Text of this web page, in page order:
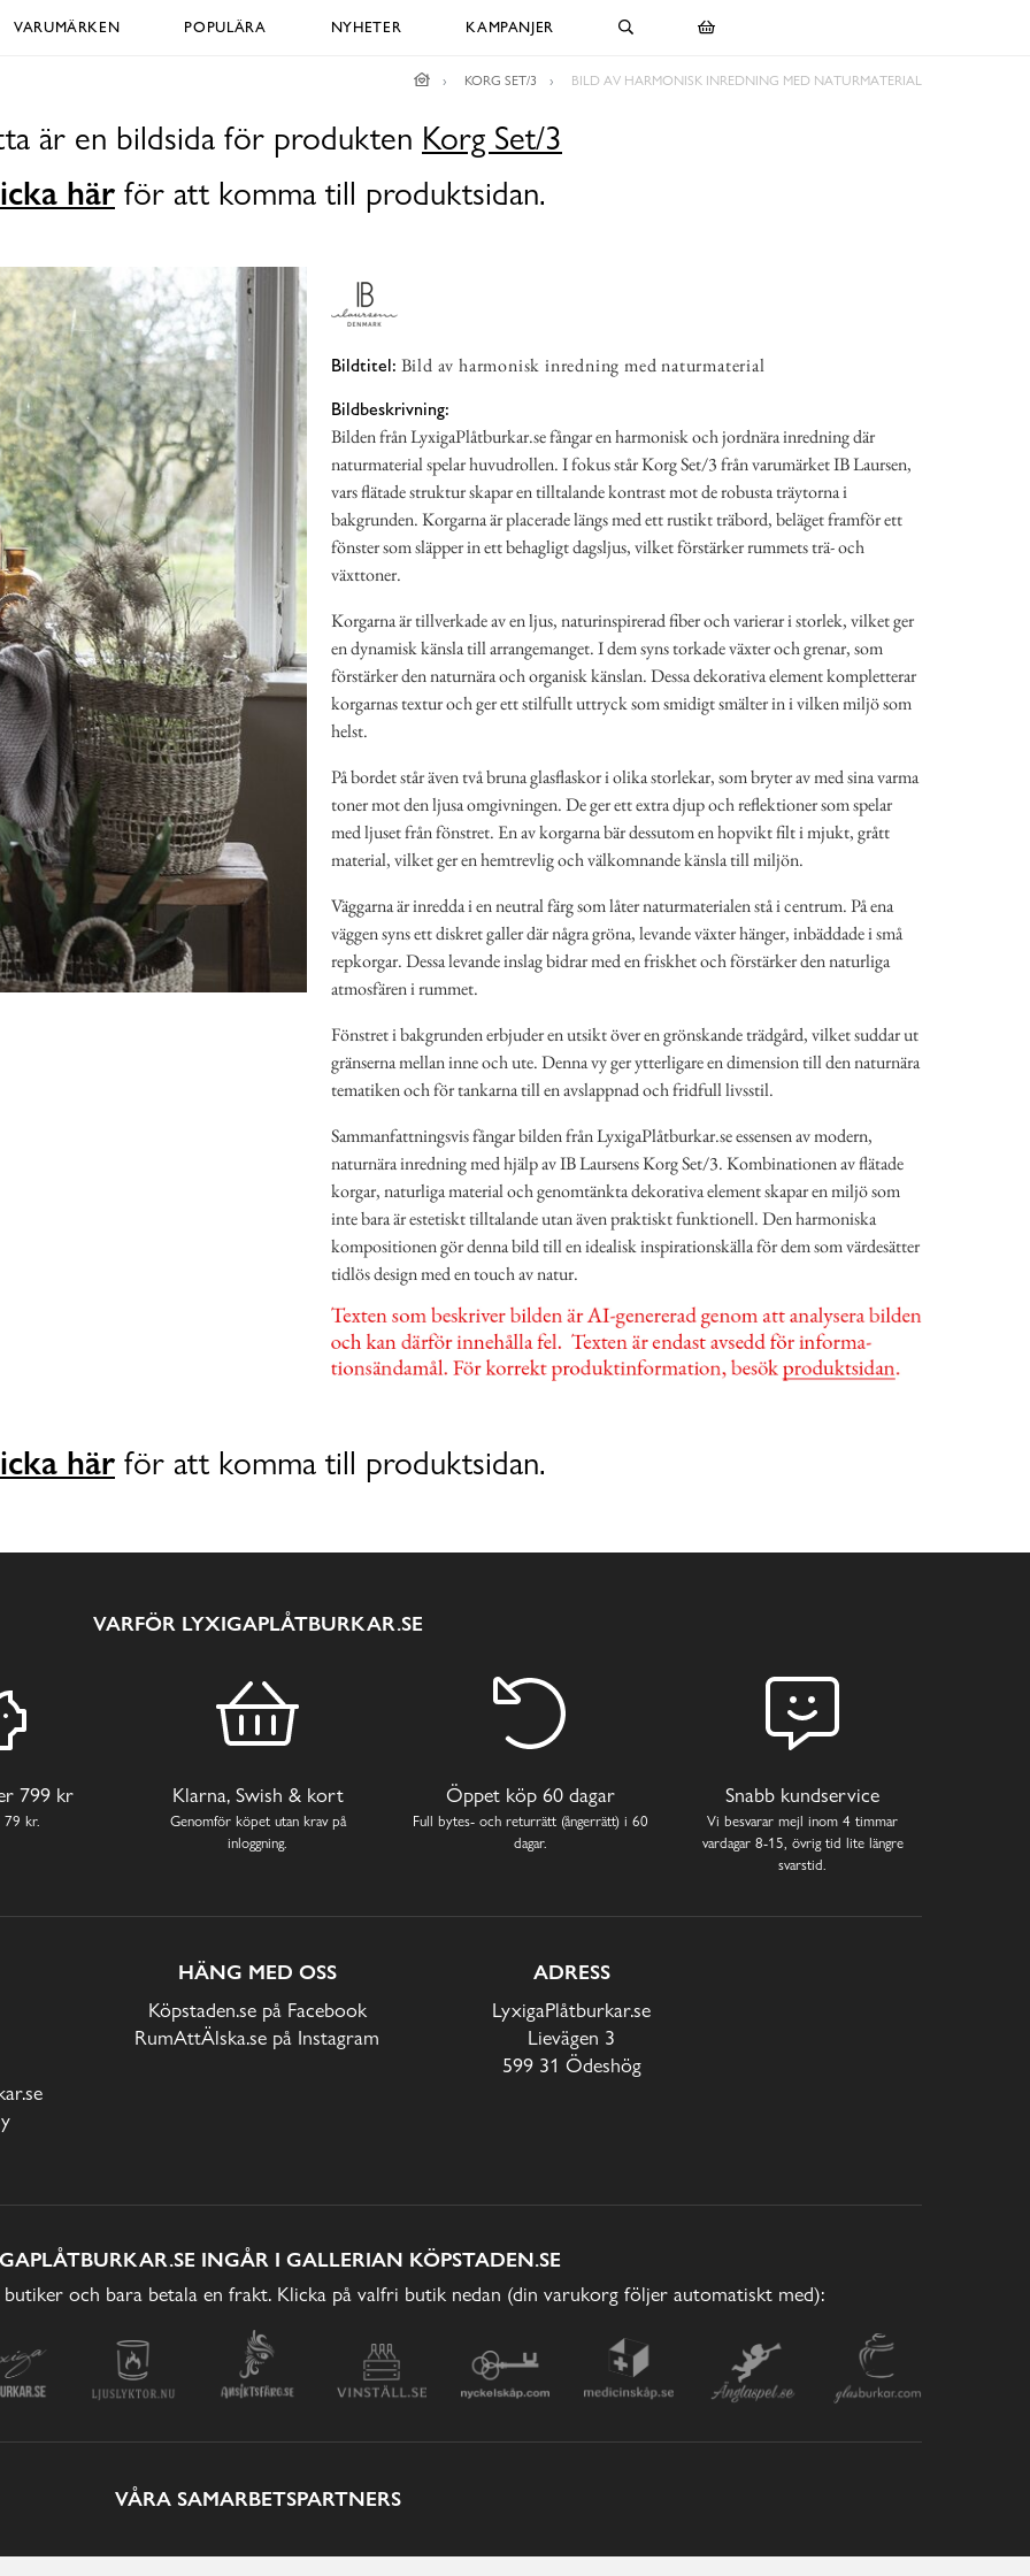
VARUMÄRKEN POPULÄRA NYHETER KAMPANJER
KORG SET/3 BILD AV HARMONISK INREDNING MED NATURMATERIAL
är en bildsida för produkten Korg Set/3
här för att komma till produktsidan.
Bildtitel: Bild av harmonisk inredning med naturmaterial
Bildbeskrivning:
Bilden från LyxigaPlåtburkar.se fångar en harmonisk och jordnära inredning där
naturmaterial spelar huvudrollen. I fokus står Korg Set/3 från varumärket IB Laursen,
vars flätade struktur skapar en tilltalande kontrast mot de robusta träytorna i
bakgrunden. Korgarna är placerade längs med ett rustikt träbord, beläget framför ett
fönster som släpper in ett behagligt dagsljus, vilket förstärker rummets trä- och
växttoner.
Korgarna är tillverkade av en ljus, naturinspirerad fiber och varierar i storlek, vilket ger
en dynamisk känsla till arrangemanget. I dem syns torkade växter och grenar, som
förstärker den naturnära och organisk känslan. Dessa dekorativa element kompletterar
korgarnas textur och ger ett stilfullt uttryck som smidigt smälter in i vilken miljö som
helst.
På bordet står även två bruna glasflaskor i olika storlekar, som bryter av med sina varma
toner mot den ljusa omgivningen. De ger ett extra djup och reflektioner som spelar
med ljuset från fönstret. En av korgarna bär dessutom en hopvikt filt i mjukt, grått
material, vilket ger en hemtrevlig och välkomnande känsla till miljön.
Väggarna är inredda i en neutral färg som låter naturmaterialen stå i centrum. På ena
väggen syns ett diskret galler där några gröna, levande växter hänger, inbäddade i små
repkorgar. Dessa levande inslag bidrar med en friskhet och förstärker den naturliga
atmosfären i rummet.
Fönstret i bakgrunden erbjuder en utsikt över en grönskande trädgård, vilket suddar ut
gränserna mellan inne och ute. Denna vy ger ytterligare en dimension till den naturnära
tematiken och för tankarna till en avslappnad och fridfull livsstil.
Sammanfattningsvis fångar bilden från LyxigaPlåtburkar.se essensen av modern,
naturnära inredning med hjälp av IB Laursens Korg Set/3. Kombinationen av flätade
korgar, naturliga material och genomtänkta dekorativa element skapar en miljö som
inte bara är estetiskt tilltalande utan även praktiskt funktionell. Den harmoniska
kompositionen gör denna bild till en idealisk inspirationskälla för dem som värdesätter
tidlös design med en touch av natur.
här för att komma till produktsidan.
VARFÖR LYXIGAPLÅTBURKAR.SE
799 kr
79 kr.
Klarna, Swish & kort
Genomför köpet utan krav på
inloggning.
Öppet köp 60 dagar
Full bytes- och returrätt (ångerrätt) i 60
dagar.
Snabb kundservice
Vi besvarar mejl inom 4 timmar
vardagar 8-15, övrig tid lite längre
svarstid.
HÄNG MED OSS
Köpstaden.se på Facebook
RumAttÄlska.se på Instagram
ADRESS
LyxigaPlåtburkar.se
Lievägen 3
599 31 Ödeshög
INGÅR I GALLERIAN KÖPSTADEN.SE
och bara betala en frakt. Klicka på valfri butik nedan (din varukorg följer automatiskt med):
VÅRA SAMARBETSPARTNERS